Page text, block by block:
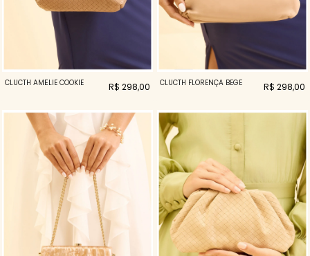
CLUCTH AMÉLIE COOKIE R$ 298,00 CLUCTH FLORENÇA BEGE R$ 298,00